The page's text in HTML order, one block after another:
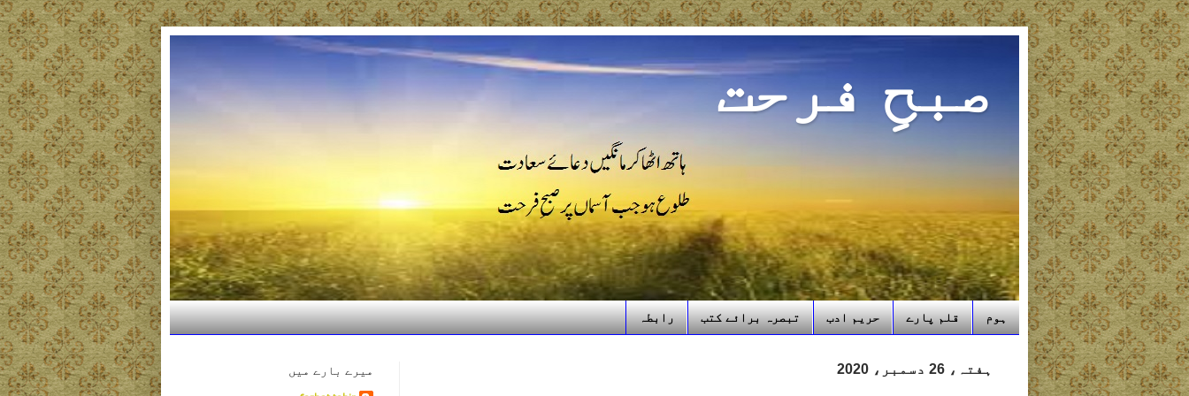
صبحِ فرحت
ہوم قلم پارے حریم ادب تبصرہ برائے کتب رابطہ
ہفتہ، 26 دسمبر، 2020 میرے بارے میں